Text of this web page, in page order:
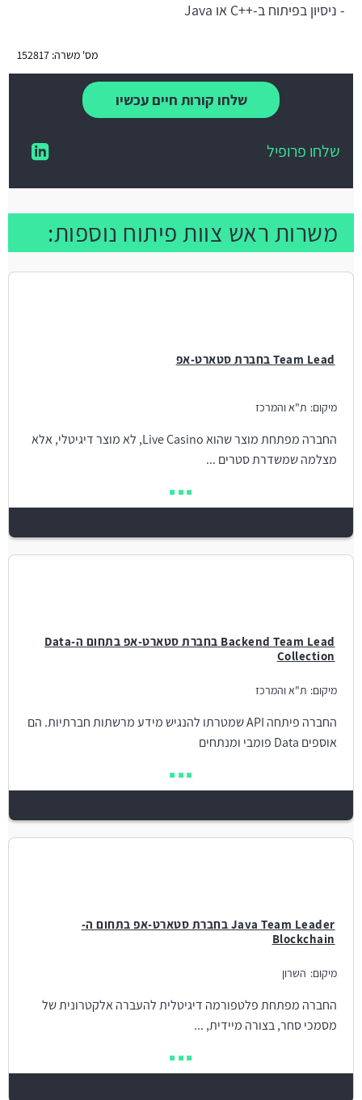
- ניסיון בפיתוח ב-++C או Java
מס' משרה: 152817
שלחו קורות חיים עכשיו
שלחו פרופיל
משרות ראש צוות פיתוח נוספות:
Team Lead בחברת סטארט-אפ
מיקום: ת"א והמרכז
החברה מפתחת מוצר שהוא Live Casino, לא מוצר דיגיטלי, אלא
מצלמה שמשדרת סטרים ...
Backend Team Lead בחברת סטארט-אפ בתחום ה-Data
Collection
מיקום: ת"א והמרכז
החברה פיתחה API שמטרתו להנגיש מידע מרשתות חברתיות. הם
אוספים Data פומבי ומנתחים
Java Team Leader בחברת סטארט-אפ בתחום ה-
Blockchain
מיקום: השרון
החברה מפתחת פלטפורמה דיגיטלית להעברה אלקטרונית של
מסמכי סחר, בצורה מיידית, ...